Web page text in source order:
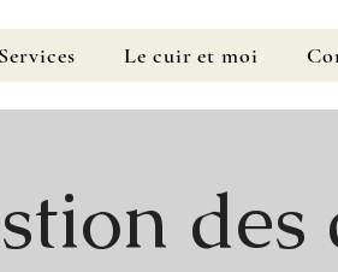
Services Le cuir et moi
des